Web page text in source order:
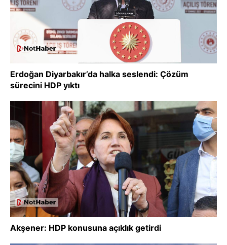
Erdoğan Diyarbakır’da halka seslendi: Çözüm
sürecini HDP yıktı
Akşener: HDP konusuna açıklık getirdi